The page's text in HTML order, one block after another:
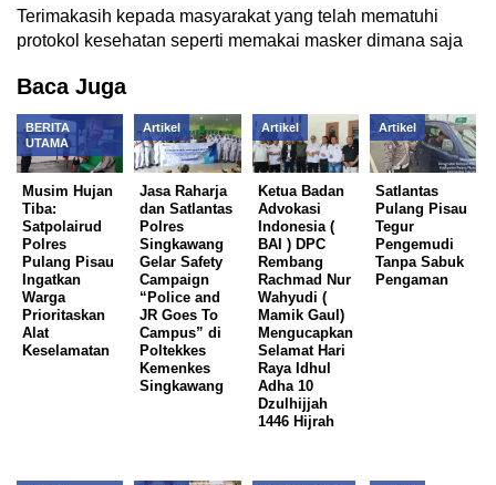
Terimakasih kepada masyarakat yang telah mematuhi
protokol kesehatan seperti memakai masker dimana saja
Baca Juga
BERITA
UTAMA
Musim Hujan
Tiba:
Satpolairud
Polres
Pulang Pisau
Ingatkan
Warga
Prioritaskan
Alat
Keselamatan
Artikel
Jasa Raharja
dan Satlantas
Polres
Singkawang
Gelar Safety
Campaign
“Police and
JR Goes To
Campus” di
Poltekkes
Kemenkes
Singkawang
Artikel
Ketua Badan
Advokasi
Indonesia (
BAI ) DPC
Rembang
Rachmad Nur
Wahyudi (
Mamik Gaul)
Mengucapkan
Selamat Hari
Raya Idhul
Adha 10
Dzulhijjah
1446 Hijrah
Artikel
Satlantas
Pulang Pisau
Tegur
Pengemudi
Tanpa Sabuk
Pengaman